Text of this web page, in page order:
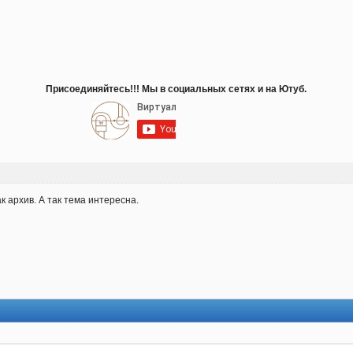
Присоединяйтесь!!! Мы в социальных сетях и на Ютуб.
архив. А так тема интересна.